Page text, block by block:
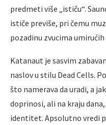
predmeti više „ističu“.
ističe previše, pri čemu
pozadinu zvucima umirućih
Katanaut je sasvim
naslov u stilu Dead Cells.
što namerava da uradi, a
doprinosi, ali na kraju
identitet. Apsolutno vredi